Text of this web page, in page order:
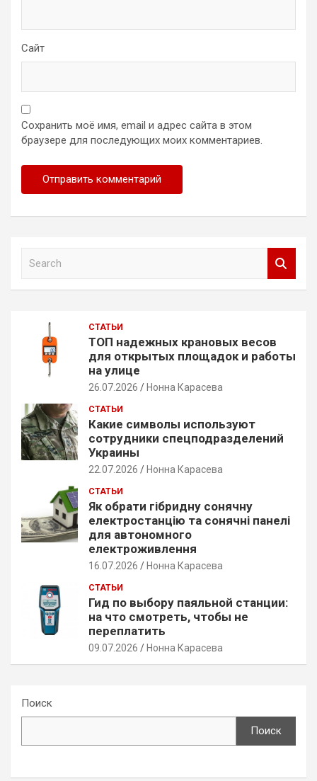
Сайт
Сохранить моё имя, email и адрес сайта в этом
браузере для последующих моих комментариев.
СТАТЬИ
ТОП надежных крановых весов
для открытых площадок и работы
на улице
26.07.2026 Нонна Карасева
СТАТЬИ
Какие символы используют
сотрудники спецподразделений
Украины
22.07.2026 Нонна Карасева
СТАТЬИ
Як обрати гібридну сонячну
електростанцію та сонячні панелі
для автономного
електроживлення
16.07.2026 Нонна Карасева
СТАТЬИ
Гид по выбору паяльной станции:
на что смотреть, чтобы не
переплатить
09.07.2026 Нонна Карасева
Поиск
Поиск